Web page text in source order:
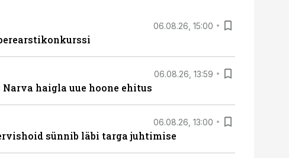
06.08.26, 15:00
06.08.26, 13:59
Narva haigla uue hoone ehitus
06.08.26, 13:00
sünnib läbi targa juhtimise